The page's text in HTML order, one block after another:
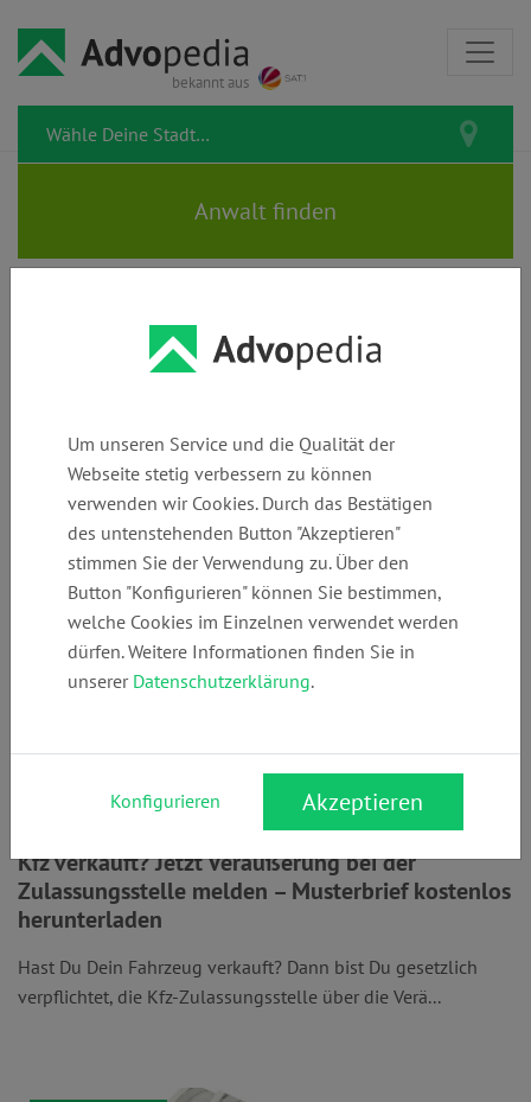
bekannt aus
Rechtstipps zum Thema Verkauf
Veräußerungsanzeige
Kfz verkauft? Jetzt Veräußerung bei der
Zulassungsstelle melden – Musterbrief kostenlos
herunterladen
Hast Du Dein Fahrzeug verkauft? Dann bist Du gesetzlich
verpflichtet, die Kfz-Zulassungsstelle über die Verä...
Um unseren Service und die Qualität der
Webseite stetig verbessern zu können
verwenden wir Cookies. Durch das Bestätigen
des untenstehenden Button "Akzeptieren"
stimmen Sie der Verwendung zu. Über den
Button "Konfigurieren" können Sie bestimmen,
welche Cookies im Einzelnen verwendet werden
dürfen. Weitere Informationen finden Sie in
unserer Datenschutzerklärung.
Konfigurieren Akzeptieren